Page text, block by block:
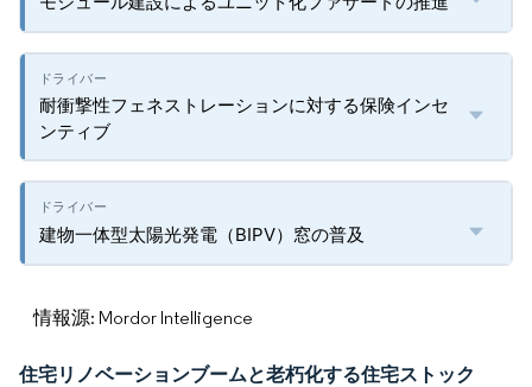
耐衝撃性フェネストレーションに対する保険インセ
ンティブ
建物一体型太陽光発電（BIPV）窓の普及
情報源: Mordor Intelligence
住宅リノベーションブームと老朽化する住宅ストック